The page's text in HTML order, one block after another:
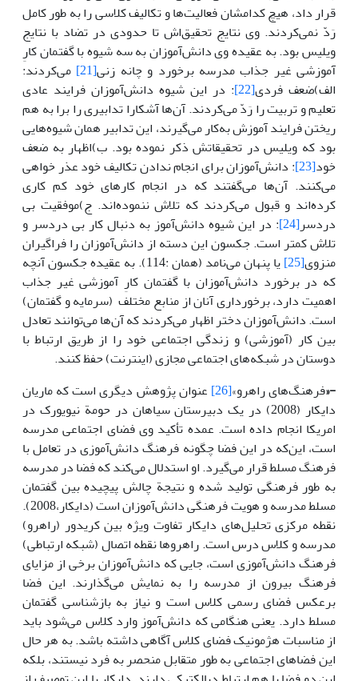
قرار داد، هیچ کدامشان فعالیت‌ها و تکالیف کلاسی را به طور کامل
رَدّ نمی‌کردند. وی نتایج تحقیق‌اش تا حدودی در تضاد با نتایج
ویلیس بود. به عقیده وی دانش‌آموزان به سه شیوه با گفتمان کارِ
آموزشی غیر جذاب مدرسه برخورد و چانه زنی[21]
می‌کردند:
الف)ضعف فردی[22]
: در این شیوه دانش‌آموزان فرایند عادی
تعلیم و تربیت را رَدّ می‌کردند. آن‌ها آشکارا تدابیری را برا به هم
ریختن فرایند آموزش به‌کار می‌گیرند، این تدابیر همان شیوه‌هایی
بود که ویلیس در تحقیقاتش ذکر نموده بود. ب)اظهار به ضعف
خود[23]
: دانش‌آموزان برای انجام ندادن تکالیف خود عذر خواهی
می‌کنند. آن‌ها می‌گفتند که در انجام کارهای خود کم کاری
کرده‌اند و قبول می‌کردند که تلاش ننموده‌اند. ج)موفقیت بی
دردسر[24]
: در این شیوه دانش‌آموز به دنبال کار بی دردسر و
تلاش کمتر است. جکسون این دسته از دانش‌آموزان را فراگیران
منزوی[25]
یا پنهان می‌نامد (همان :114). به عقیده جکسون آنچه
که در برخورد دانش‌آموزان با گفتمان کارِ آموزشی غیر جذاب
اهمیت دارد، برخورداری آنان از منابع مختلف (سرمایه و گفتمان)
است. دانش‌آموزان دختر اظهار می‌کردند که آن‌ها می‌توانند تعادل
بین کار (آموزشی) و زندگی اجتماعی خود را از طریق ارتباط با
دوستان در شبکه‌های اجتماعی مجازی (اینترنت) حفظ کنند.
-«فرهنگ‌های راهرو»[26]
عنوان پژوهش دیگری است که ماریان
دایکار (2008) در یک دبیرستان سیاهان در حومة نیویورک در
امریکا انجام داده است. عمده تأکید وی فضای اجتماعی مدرسه
است، این‌که در این فضا چگونه فرهنگ دانش‌آموزی در تعامل با
فرهنگ مسلط قرار می‌گیرد. او استدلال می‌کند که فضا در مدرسه
به طور فرهنگی تولید شده و نتیجة چالش پیچیده بین گفتمان
مسلط مدرسه و هویت فرهنگی دانش‌آموزان است (دایکار،2008).
نقطه مرکزی تحلیل‌های دایکار تفاوت ویژه بین کریدور (راهرو)
مدرسه و کلاس درس است. راهروها نقطه اتصال (شبکه ارتباطی)
فرهنگ دانش‌آموزی است، جایی که دانش‌آموزان برخی از مزایای
فرهنگ بیرون از مدرسه را به نمایش می‌گذارند. این فضا
برعکس فضای رسمی کلاس است و نیاز به بازشناسی گفتمان
مسلط دارد. یعنی هنگامی که دانش‌آموز وارد کلاس می‌شود باید
از مناسبات هژمونیک فضای کلاس آگاهی داشته باشد. به هر حال
این فضاهای اجتماعی به طور متقابل منحصر به فرد نیستند، بلکه